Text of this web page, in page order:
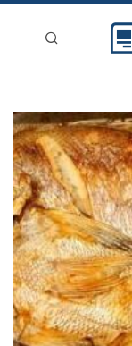
新聞稿分類
登入
刊登